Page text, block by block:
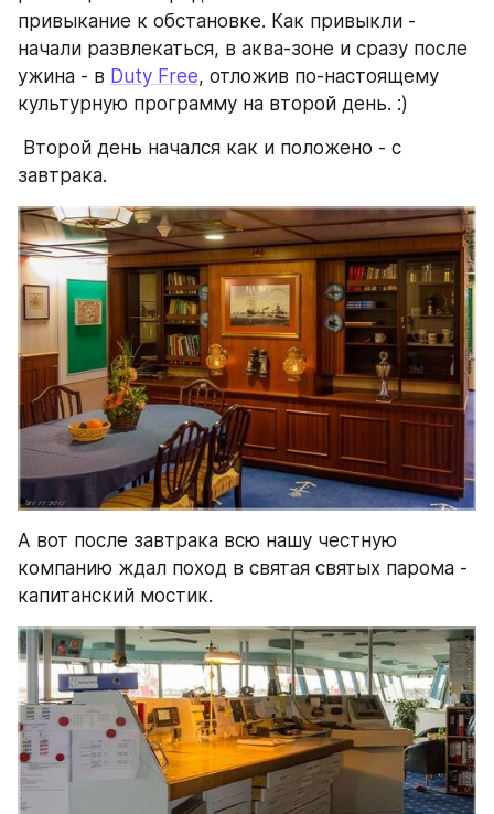
привыкание к обстановке. Как привыкли -
начали развлекаться, в аква-зоне и сразу после
ужина - в Duty Free, отложив по-настоящему
культурную программу на второй день. :)
завтрака.
А вот после завтрака всю нашу честную
компанию ждал поход в святая святых парома -
капитанский мостик.